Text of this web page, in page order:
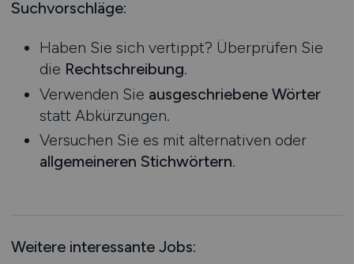
Marketing / PR / Medien
Prozessplanung / Steuerung
Spedition / Transport
Supply Chain Management
Technik / Engineering
Verkehrsplanung
Zugbegleitung
Mecklenburg-Vorpommern
Nordrhein-Westfalen
Rheinland-Pfalz
Saarland
Sachsen
Sachsen-Anhalt
Schleswig-Holstein
Schweiz
Suchvorschläge:
Haben Sie sich vertippt? Überprüfen Sie
die Rechtschreibung.
Verwenden Sie ausgeschriebene Wörter
statt Abkürzungen.
Versuchen Sie es mit alternativen oder
allgemeineren Stichwörtern.
Weitere interessante Jobs: